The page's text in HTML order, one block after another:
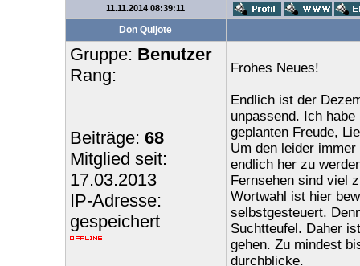
11.11.2014 08:39:11
Don Quijote
Gruppe: Benutzer
Rang:
Beiträge: 68
Mitglied seit:
17.03.2013
IP-Adresse:
gespeichert
Frohes Neues!
Endlich ist der
unpassend. Ich
geplanten Freude,
Um den leider
endlich her zu
Fernsehen sind viel
Wortwahl ist hier
selbstgesteuert.
Suchtteufel. Daher
gehen. Zu mindest
durchblicke.